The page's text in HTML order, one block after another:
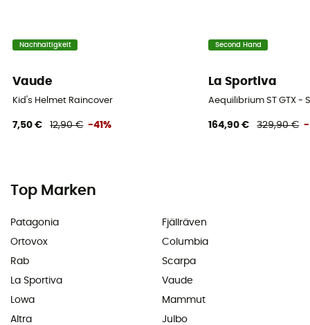
Nachhaltigkeit
Vaude
Kid's Helmet Raincover
7,50 € 12,90 € -41%
Second Hand
La Sportiva
Aequilibrium ST GTX -
164,90 € 329,90 € -
Top Marken
Patagonia
Ortovox
Rab
La Sportiva
Lowa
Altra
Fjällräven
Columbia
Scarpa
Vaude
Mammut
Julbo